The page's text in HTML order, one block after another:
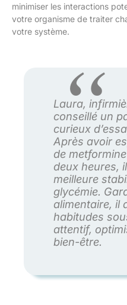
minimiser les interactions
votre organisme de traiter
votre système.
Laura,
conseillé un
curieux
Après avoir
de
deux heures,
meilleure
glycémie.
alimentaire, il
habitudes
attentif,
bien-être.